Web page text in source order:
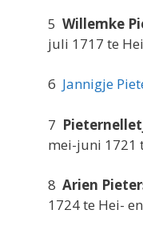
5 Willemke
juli 1717 te
6 Jannigje
7
mei-juni 1721
8 Arien
1724 te Hei-